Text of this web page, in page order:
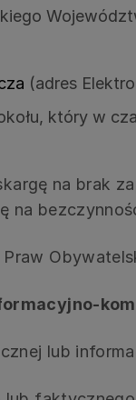
(adres
który w
na brak
na
lub